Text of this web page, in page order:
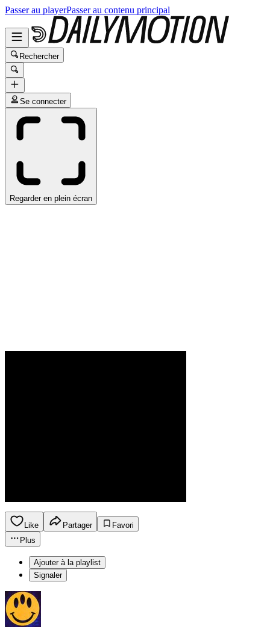
Passer au playerPasser au contenu principal
Rechercher
Se connecter
Regarder en plein écran
Like Partager
Favori
Plus
Ajouter à la playlist
Signaler